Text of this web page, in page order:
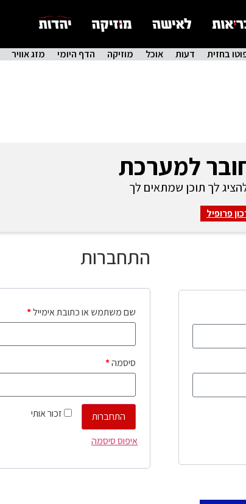
בחזית דעות אוכל מוזיקה הדף היומי מזג אוויר
למערכת
לך תוכן שמתאים לך
פרופיל
התחברות
שם משתמש או כתובת אימייל*
סיסמה*
זכור אותי
התחברות
איפוס סיסמה